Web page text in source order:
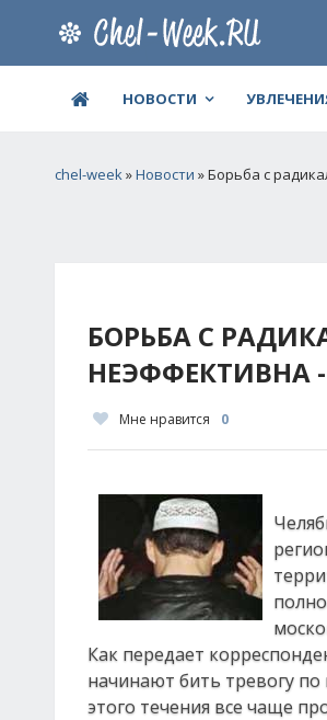
НОВОСТИ
chel-week»Новости » Борьба с
БОРЬБА С
НЕЭФФЕКТИВНА
Мне нравится 0
Как передает
начинают бить тревогу по
этого течения все чаще